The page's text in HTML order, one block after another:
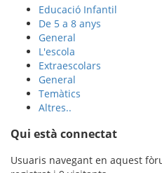
Educació Infantil
De 5 a 8 anys
General
L'escola
Extraescolars
General
Temàtics
Altres..
Qui està connectat
Usuaris navegant en aquest